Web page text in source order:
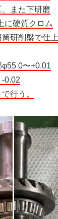
また下研磨
に硬質クロム
研削盤で仕上
0〜+0.01
0.02
行う。